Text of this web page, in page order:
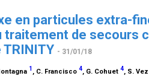
en particules extra-
traitement de secours
- 31/01/18
1 , C. Francisco 4, G. Cohuet 4, S.